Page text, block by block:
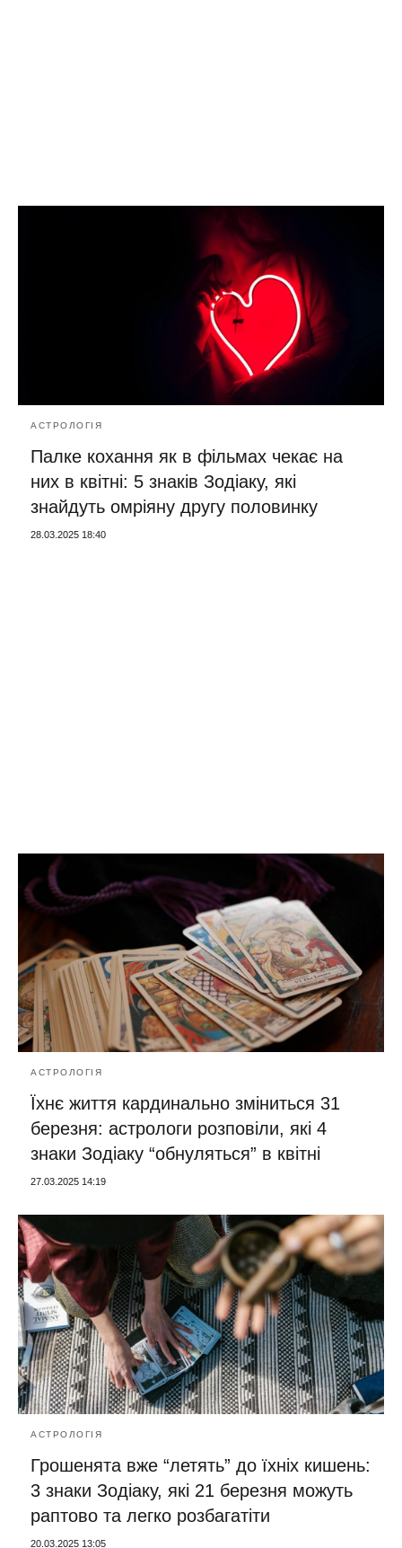
АСТРОЛОГІЯ
Палке кохання як в фільмах чекає на
них в квітні: 5 знаків Зодіаку, які
знайдуть омріяну другу половинку
28.03.2025 18:40
АСТРОЛОГІЯ
Їхнє життя кардинально зміниться 31
березня: астрологи розповіли, які 4
знаки Зодіаку “обнуляться” в квітні
27.03.2025 14:19
АСТРОЛОГІЯ
Грошенята вже “летять” до їхніх кишень:
3 знаки Зодіаку, які 21 березня можуть
раптово та легко розбагатіти
20.03.2025 13:05